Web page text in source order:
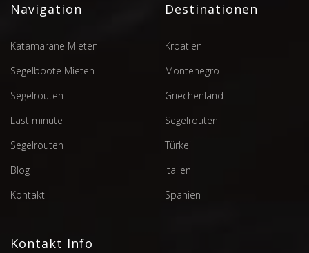
Navigation
Katamarane Mieten
Segelboote Mieten
Segelrouten
Last minute
Segelrouten
Blog
Kontakt
Destinationen
Kroatien
Montenegro
Griechenland
Segelrouten
Türkei
Italien
Spanien
Kontakt Info